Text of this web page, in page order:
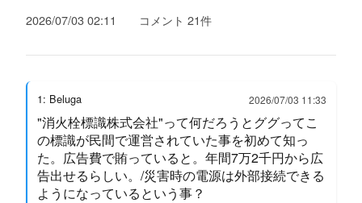
2026/07/03 02:11 コメント 21件
1: Beluga 2026/07/03 11:33
"消火栓標識株式会社"って何だろうとググってこ
の標識が民間で運営されていた事を初めて知っ
た。広告費で賄っていると。年間7万2千円から広
告出せるらしい。/災害時の電源は外部接続できる
ようになっているという事？